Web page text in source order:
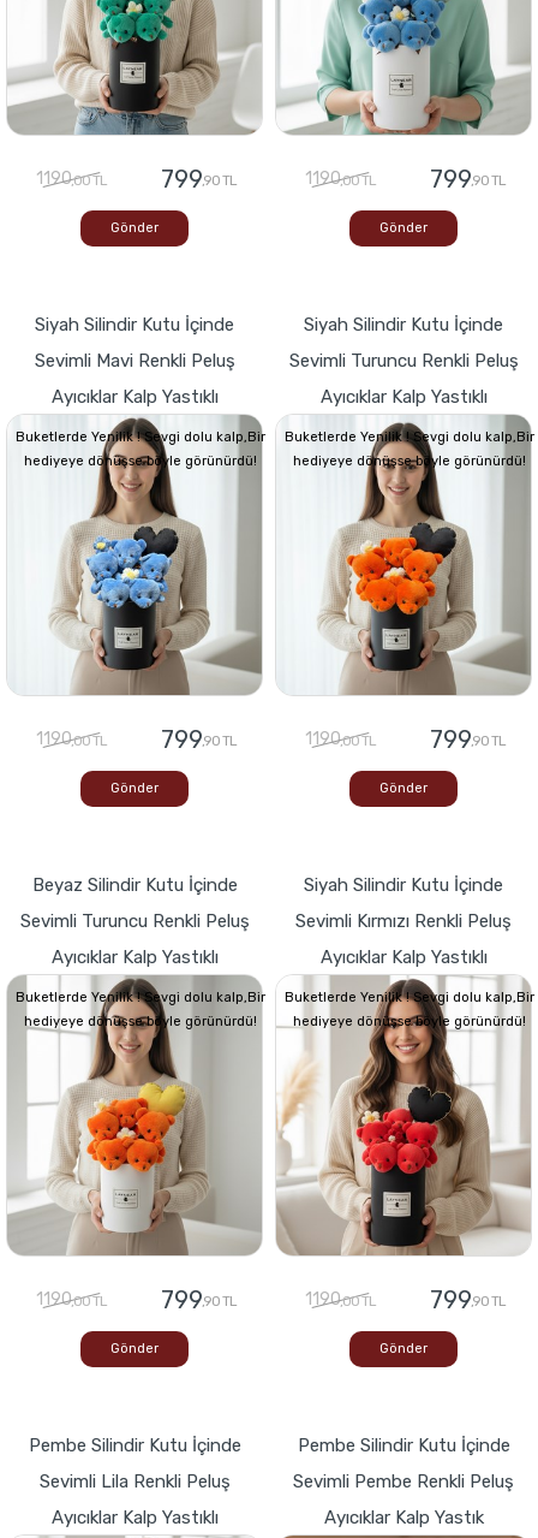
1190,00 TL 799,90 TL
Gönder
1190,00 TL 799,90 TL
Gönder
Siyah Silindir Kutu İçinde
Sevimli Mavi Renkli Peluş
Ayıcıklar Kalp Yastıklı
Buketlerde Yenilik ! Sevgi dolu kalp,Bir
hediyeye dönüşse böyle görünürdü!
1190,00 TL 799,90 TL
Gönder
Siyah Silindir Kutu İçinde
Sevimli Turuncu Renkli Peluş
Ayıcıklar Kalp Yastıklı
Buketlerde Yenilik ! Sevgi dolu kalp,Bir
hediyeye dönüşse böyle görünürdü!
1190,00 TL 799,90 TL
Gönder
Beyaz Silindir Kutu İçinde
Sevimli Turuncu Renkli Peluş
Ayıcıklar Kalp Yastıklı
Buketlerde Yenilik ! Sevgi dolu kalp,Bir
hediyeye dönüşse böyle görünürdü!
1190,00 TL 799,90 TL
Gönder
Siyah Silindir Kutu İçinde
Sevimli Kırmızı Renkli Peluş
Ayıcıklar Kalp Yastıklı
Buketlerde Yenilik ! Sevgi dolu kalp,Bir
hediyeye dönüşse böyle görünürdü!
1190,00 TL 799,90 TL
Gönder
Pembe Silindir Kutu İçinde
Sevimli Lila Renkli Peluş
Ayıcıklar Kalp Yastıklı
Pembe Silindir Kutu İçinde
Sevimli Pembe Renkli Peluş
Ayıcıklar Kalp Yastık